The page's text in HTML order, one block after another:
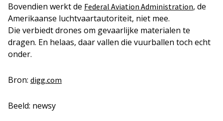
Bovendien werkt de Federal Aviation Administration, de
Amerikaanse luchtvaartautoriteit, niet mee.
Die verbiedt drones om gevaarlijke materialen te
dragen. En helaas, daar vallen die vuurballen toch echt
onder.
Bron: digg.com
Beeld: newsy